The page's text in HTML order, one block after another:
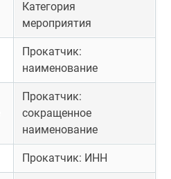
Категория
мероприятия
Прокатчик:
наименование
Прокатчик:
сокращенное
наименование
Прокатчик: ИНН